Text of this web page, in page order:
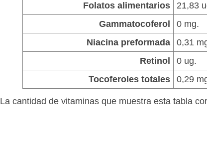
Folatos alimentarios
21,83
Gammatocoferol
0 mg.
Niacina preformada
0,31
Retinol
0 ug.
Tocoferoles totales
0,29
La cantidad de vitaminas que muestra esta tabla